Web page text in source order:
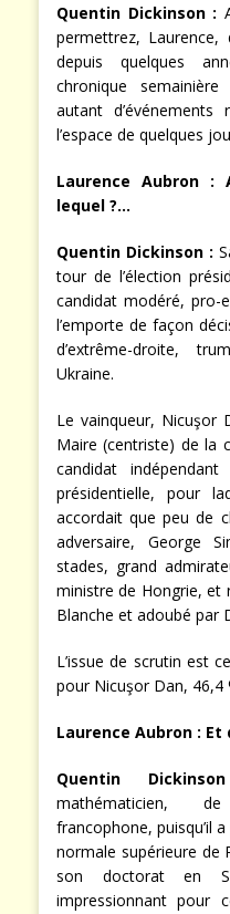
Quentin Dickinson :
permettrez,
depuis quelques
chronique
autant
l’espace de quelques
Laurence Aubron :
lequel ?…
Quentin Dickinson :
tour de l’élection
candidat modéré, pro-
l’emporte de façon
d’extrême-droite,
Ukraine.
Le vainqueur, Nicuşor
Maire (centriste) de la
candidat
présidentielle, pour
accordait que peu de
adversaire, George
stades, grand
ministre de Hongrie, et
Blanche et adoubé par
L’issue de scrutin est
pour Nicuşor Dan, 46,4
Laurence Aubron : Et
Quentin Dickinson
mathématicien,
francophone, puisqu’il
normale supérieure de
son doctorat en
impressionnant pour